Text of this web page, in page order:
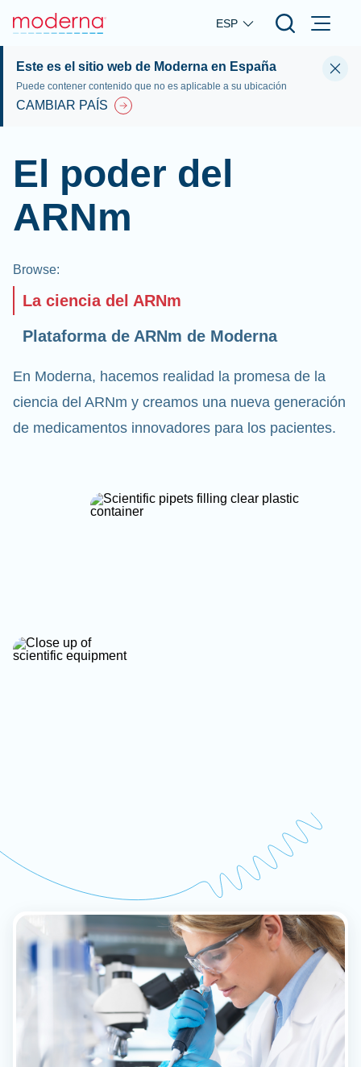
Skip to main content
ESP
Este es el sitio web de Moderna en España
Puede contener contenido que no es aplicable a su ubicación
CAMBIAR PAÍS
El poder del
ARNm
Browse:
La ciencia del ARNm
Plataforma de ARNm de Moderna
En Moderna, hacemos realidad la promesa de la
ciencia del ARNm y creamos una nueva generación
de medicamentos innovadores para los pacientes.